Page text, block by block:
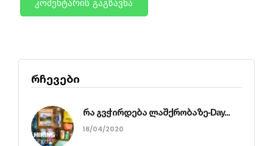
რჩევები
რა გვჭირდება ლაშქრობაზე-Day...
18/04/2020